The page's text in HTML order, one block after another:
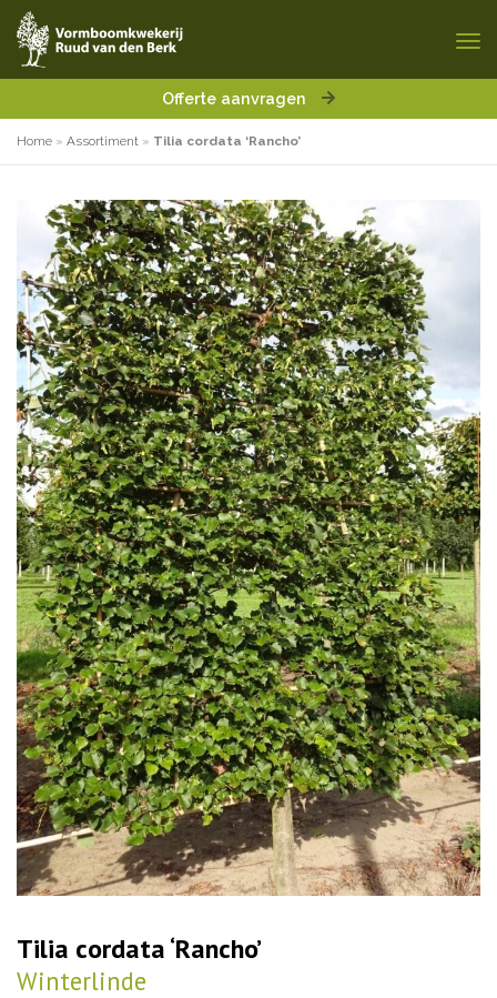
Offerte aanvragen
Home » Assortiment » Tilia cordata ‘Rancho’
Tilia cordata ‘Rancho’
Winterlinde